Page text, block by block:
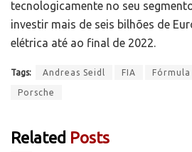
tecnologicamente no seu
investir mais de seis bilhões de
elétrica até ao final de 2022.
Tags: Andreas Seidl FIA Fórmula
Porsche
Related Posts